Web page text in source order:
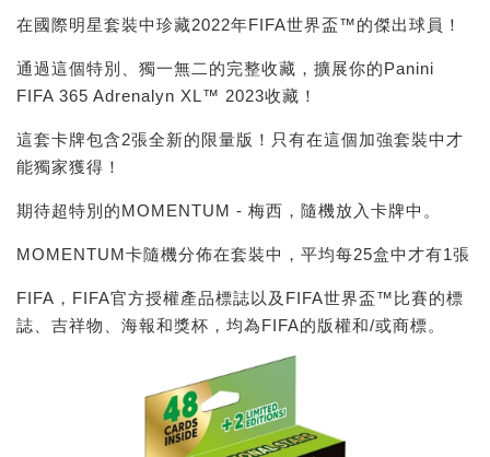
在國際明星套裝中珍藏2022年FIFA世界盃™的傑出球員！
通過這個特別、獨一無二的完整收藏，擴展你的Panini
FIFA 365 Adrenalyn XL™ 2023收藏！
這套卡牌包含2張全新的限量版！只有在這個加強套裝中才
能獨家獲得！
期待超特別的MOMENTUM - 梅西，隨機放入卡牌中。
MOMENTUM卡隨機分佈在套裝中，平均每25盒中才有1張
FIFA，FIFA官方授權產品標誌以及FIFA世界盃™比賽的標
誌、吉祥物、海報和獎杯，均為FIFA的版權和/或商標。